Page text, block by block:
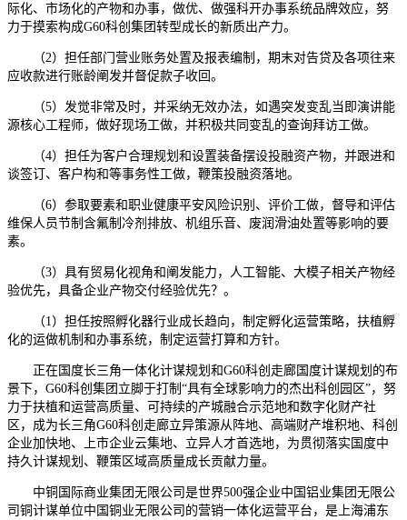
际化、市场化的产物和办事，做优、做强科开办事系统品牌效应，努
力于摸索构成G60科创集团转型成长的新质出产力。
（2）担任部门营业账务处置及报表编制，期末对告贷及各项往来
应收款进行账龄阐发并督促款子收回。
（5）发觉非常及时，并采纳无效办法，如遇突发变乱当即演讲能
源核心工程师，做好现场工做，并积极共同变乱的查询拜访工做。
（4）担任为客户合理规划和设置装备摆设投融资产物，并跟进和
谈签订、客户构和等事务性工做，鞭策投融资落地。
（6）参取要素和职业健康平安风险识别、评价工做，督导和评估
维保人员节制含氟制冷剂排放、机组乐音、废润滑油处置等影响的要
素。
（3）具有贸易化视角和阐发能力，人工智能、大模子相关产物经
验优先，具备企业产物交付经验优先？。
（1）担任按照孵化器行业成长趋向，制定孵化运营策略，扶植孵
化的运做机制和办事系统，制定运营打算和方针。
正在国度长三角一体化计谋规划和G60科创走廊国度计谋规划的布
景下，G60科创集团立脚于打制“具有全球影响力的杰出科创园区”，努
力于扶植和运营高质量、可持续的产城融合示范地和数字化财产社
区，成为长三角G60科创走廊立异策源从阵地、高端财产堆积地、科创
企业加快地、上市企业云集地、立异人才首选地，为贯彻落实国度中
持久计谋规划、鞭策区域高质量成长贡献力量。
中铜国际商业集团无限公司是世界500强企业中国铝业集团无限公
司铜计谋单位中国铜业无限公司的营销一体化运营平台，是上海浦东